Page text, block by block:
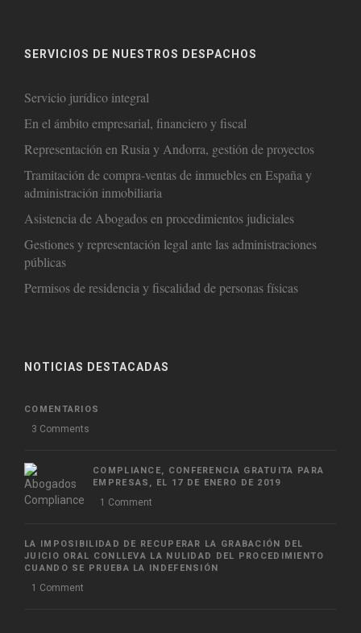
SERVICIOS DE NUESTROS DESPACHOS
Servicio jurídico integral
En el ámbito empresarial, financiero y fiscal
Representación en Rusia y Andorra, gestión de proyectos
Tramitación de compra-ventas de inmuebles en España y
administración inmobiliaria
Asistencia de Abogados en procedimientos judiciales
Gestiones y representación legal ante las administraciones
públicas
Permisos de residencia y fiscalidad de personas físicas
NOTICIAS DESTACADAS
COMENTARIOS
3 Comments
COMPLIANCE, CONFERENCIA GRATUITA PARA
EMPRESAS, EL 17 DE ENERO DE 2019
1 Comment
LA IMPOSIBILIDAD DE RECUPERAR LA GRABACIÓN DEL
JUICIO ORAL CONLLEVA LA NULIDAD DEL PROCEDIMIENTO
CUANDO SE PRUEBA LA INDEFENSIÓN
1 Comment